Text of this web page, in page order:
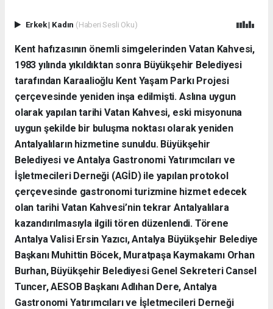
Erkek| Kadın (Haberi Sesli Oku)
Kent hafızasının önemli simgelerinden Vatan Kahvesi,
1983 yılında yıkıldıktan sonra Büyükşehir Belediyesi
tarafından Karaalioğlu Kent Yaşam Parkı Projesi
çerçevesinde yeniden inşa edilmişti. Aslına uygun
olarak yapılan tarihi Vatan Kahvesi, eski misyonuna
uygun şekilde bir buluşma noktası olarak yeniden
Antalyalıların hizmetine sunuldu. Büyükşehir
Belediyesi ve Antalya Gastronomi Yatırımcıları ve
İşletmecileri Derneği (AGİD) ile yapılan protokol
çerçevesinde gastronomi turizmine hizmet edecek
olan tarihi Vatan Kahvesi’nin tekrar Antalyalılara
kazandırılmasıyla ilgili tören düzenlendi. Törene
Antalya Valisi Ersin Yazıcı, Antalya Büyükşehir Belediye
Başkanı Muhittin Böcek, Muratpaşa Kaymakamı Orhan
Burhan, Büyükşehir Belediyesi Genel Sekreteri Cansel
Tuncer, AESOB Başkanı Adlıhan Dere, Antalya
Gastronomi Yatırımcıları ve İşletmecileri Derneği